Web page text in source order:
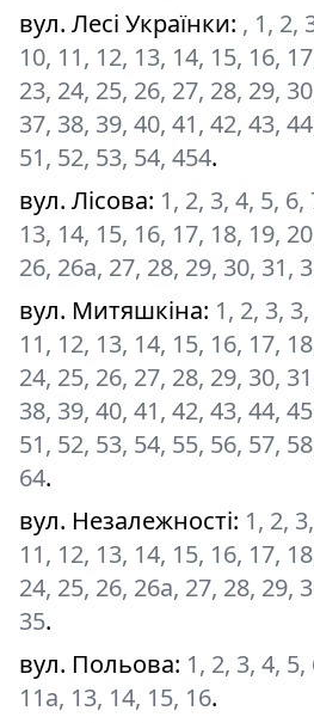
вул. Лесі Українки: , 1, 2,
10, 11, 12, 13, 14, 15, 16,
23, 24, 25, 26, 27, 28, 29,
37, 38, 39, 40, 41, 42, 43,
51, 52, 53, 54, 454.
вул. Лісова: 1, 2, 3, 4, 5,
13, 14, 15, 16, 17, 18, 19,
26, 26а, 27, 28, 29, 30, 31,
вул. Митяшкіна: 1, 2, 3,
11, 12, 13, 14, 15, 16, 17,
24, 25, 26, 27, 28, 29, 30,
38, 39, 40, 41, 42, 43, 44,
51, 52, 53, 54, 55, 56, 57,
64.
вул. Незалежності: 1, 2,
11, 12, 13, 14, 15, 16, 17,
24, 25, 26, 26а, 27, 28, 29,
35.
вул. Польова: 1, 2, 3, 4,
11а, 13, 14, 15, 16.